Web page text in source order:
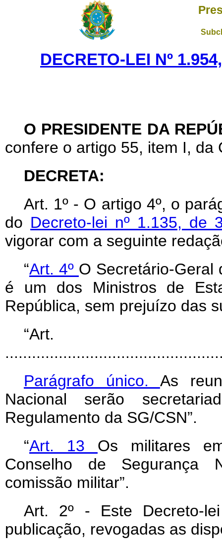
DECRETO-LEI Nº
O PRESIDENTE DA
confere o artigo 55, item I, da
DECRETA:
Art. 1º - O artigo 4º, o
do Decreto-lei nº 1.135, de
vigorar com a seguinte
“Art. 4º O Secretário-Geral
é um dos Ministros de
República, sem prejuízo das
Parágrafo único. As
Nacional serão
Regulamento da SG/CSN”.
“Art. 13 Os militares
Conselho de Segurança
comissão militar”.
Art. 2º - Este Decreto-
publicação, revogadas as